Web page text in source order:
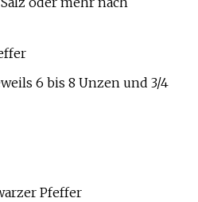
6 bis 8 Unzen und 3/4
Pfeffer